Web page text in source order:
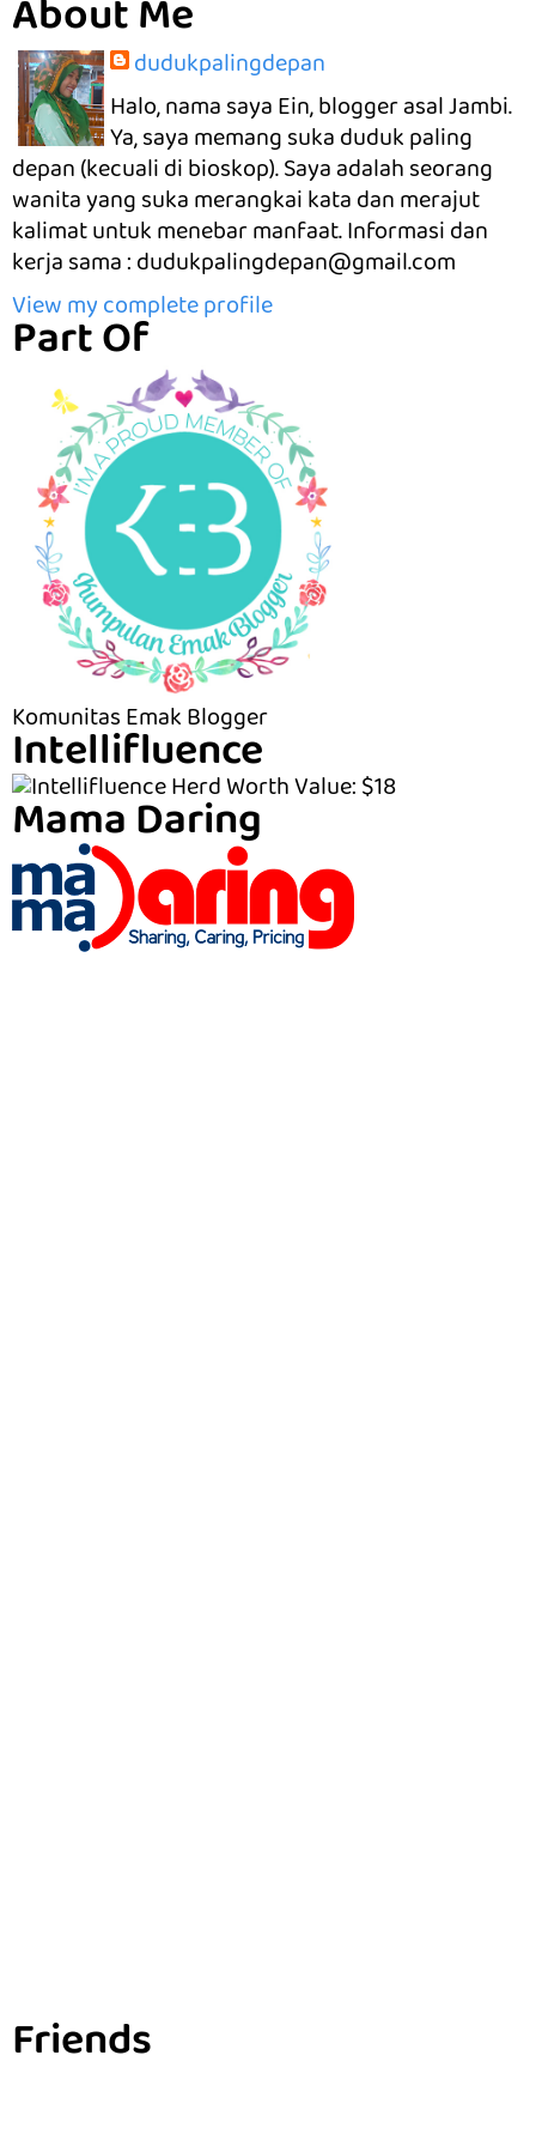
About Me
dudukpalingdepan
Halo, nama saya Ein, blogger asal Jambi.
Ya, saya memang suka duduk paling
depan (kecuali di bioskop). Saya adalah seorang
wanita yang suka merangkai kata dan merajut
kalimat untuk menebar manfaat. Informasi dan
kerja sama : dudukpalingdepan@gmail.com
View my complete profile
Part Of
Komunitas Emak Blogger
Intellifluence
Mama Daring
Friends